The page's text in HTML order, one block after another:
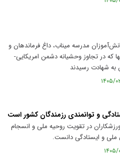
مدرسه میناب، داغ فرماندهان و
که در تجاوز وحشیانه دشمن امریکایی-
شهادت رسیدند
و توانمندی رزمندگان کشور است
در تقویت روحیه ملی و انسجام
ملی و ایستادگی دانست.